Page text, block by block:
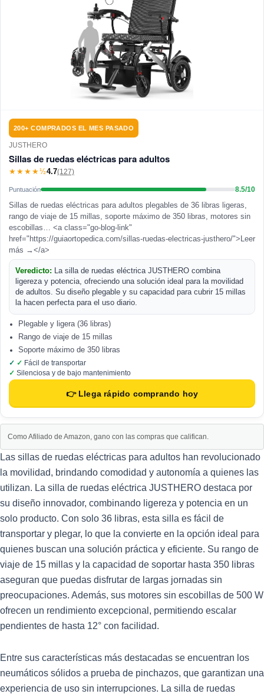
200+ COMPRADOS EL MES PASADO
JUSTHERO
Sillas de ruedas eléctricas para adultos
★★★★½4.7(127)
Puntuación 8.5/10
Sillas de ruedas eléctricas para adultos plegables de 36 libras ligeras,
rango de viaje de 15 millas, soporte máximo de 350 libras, motores sin
escobillas… <a class="go-blog-link"
href="https://guiaortopedica.com/sillas-ruedas-electricas-justhero/">Leer
más →</a>
Veredicto: La silla de ruedas eléctrica JUSTHERO combina
ligereza y potencia, ofreciendo una solución ideal para la movilidad
de adultos. Su diseño plegable y su capacidad para cubrir 15 millas
la hacen perfecta para el uso diario.
Plegable y ligera (36 libras)
Rango de viaje de 15 millas
Soporte máximo de 350 libras
Fácil de transportar
Silenciosa y de bajo mantenimiento
👉 Llega rápido comprando hoy
Como Afiliado de Amazon, gano con las compras que califican.
Las sillas de ruedas eléctricas para adultos han revolucionado
la movilidad, brindando comodidad y autonomía a quienes las
utilizan. La silla de ruedas eléctrica JUSTHERO destaca por
su diseño innovador, combinando ligereza y potencia en un
solo producto. Con solo 36 libras, esta silla es fácil de
transportar y plegar, lo que la convierte en la opción ideal para
quienes buscan una solución práctica y eficiente. Su rango de
viaje de 15 millas y la capacidad de soportar hasta 350 libras
aseguran que puedas disfrutar de largas jornadas sin
preocupaciones. Además, sus motores sin escobillas de 500 W
ofrecen un rendimiento excepcional, permitiendo escalar
pendientes de hasta 12° con facilidad.
Entre sus características más destacadas se encuentran los
neumáticos sólidos a prueba de pinchazos, que garantizan una
experiencia de uso sin interrupciones. La silla de ruedas